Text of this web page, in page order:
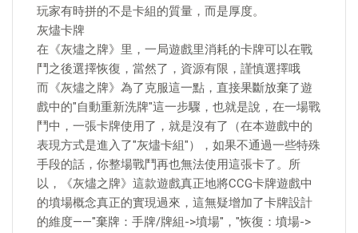
玩家有時拼的不是卡組的質量，而是厚度。
灰燼卡牌
在《灰燼之牌》里，一局遊戲里消耗的卡牌可以在戰
鬥之後選擇恢復，當然了，資源有限，謹慎選擇哦
而《灰燼之牌》為了克服這一點，直接果斷放棄了遊
戲中的"自動重新洗牌"這一步驟，也就是說，在一場戰
鬥中，一張卡牌使用了，就是沒有了（在本遊戲中的
表現方式是進入了"灰燼卡組"），如果不通過一些特殊
手段的話，你整場戰鬥再也無法使用這張卡了。所
以，《灰燼之牌》這款遊戲真正地將CCG卡牌遊戲中
的墳場概念真正的實現過來，這無疑增加了卡牌設計
的維度——"棄牌：手牌/牌組->墳場"，"恢復：墳場->